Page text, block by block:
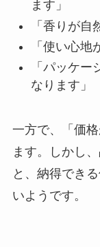
ます」
「香りが自
「使い心地
「パッケ
なります」
一方で、「価
ます。しかし
と、納得でき
いようです。